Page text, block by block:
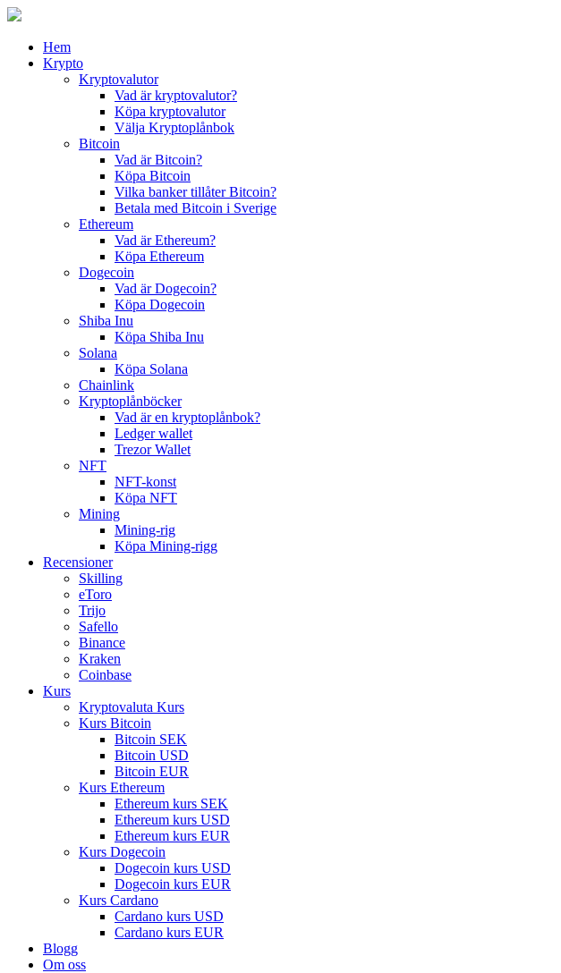
Hem
Krypto
Kryptovalutor
Vad är kryptovalutor?
Köpa kryptovalutor
Välja Kryptoplånbok
Bitcoin
Vad är Bitcoin?
Köpa Bitcoin
Vilka banker tillåter Bitcoin?
Betala med Bitcoin i Sverige
Ethereum
Vad är Ethereum?
Köpa Ethereum
Dogecoin
Vad är Dogecoin?
Köpa Dogecoin
Shiba Inu
Köpa Shiba Inu
Solana
Köpa Solana
Chainlink
Kryptoplånböcker
Vad är en kryptoplånbok?
Ledger wallet
Trezor Wallet
NFT
NFT-konst
Köpa NFT
Mining
Mining-rig
Köpa Mining-rigg
Recensioner
Skilling
eToro
Trijo
Safello
Binance
Kraken
Coinbase
Kurs
Kryptovaluta Kurs
Kurs Bitcoin
Bitcoin SEK
Bitcoin USD
Bitcoin EUR
Kurs Ethereum
Ethereum kurs SEK
Ethereum kurs USD
Ethereum kurs EUR
Kurs Dogecoin
Dogecoin kurs USD
Dogecoin kurs EUR
Kurs Cardano
Cardano kurs USD
Cardano kurs EUR
Blogg
Om oss